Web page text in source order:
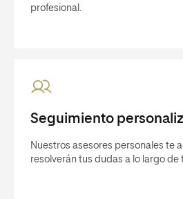
profesional.
Seguimiento
Nuestros asesores personales te
resolverán tus dudas a lo largo de